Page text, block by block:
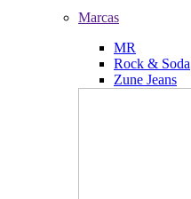
Marcas
MR
Rock & Soda
Zune Jeans